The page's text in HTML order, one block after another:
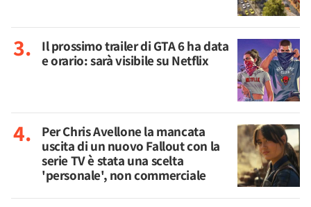
Il prossimo trailer di GTA 6 ha data
e orario: sarà visibile su Netflix
Per Chris Avellone la mancata
uscita di un nuovo Fallout con la
serie TV è stata una scelta
'personale', non commerciale